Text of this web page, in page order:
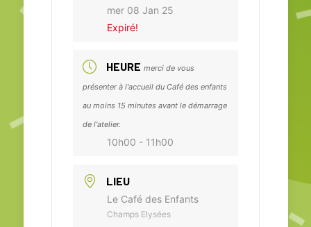
mer 08 Jan 25
Expiré!
HEURE merci de vous
présenter à l'accueil du Café des enfants
au moins 15 minutes avant le démarrage
de l'atelier.
10h00 - 11h00
LIEU
Le Café des Enfants
Champs Elysées